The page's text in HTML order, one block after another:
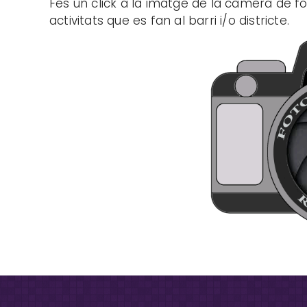
Fes un click a la imatge de la càmera de
activitats que es fan al barri i/o districte.